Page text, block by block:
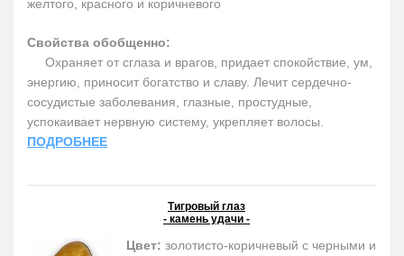
желтого, красного и коричневого
Свойства обобщенно:
Охраняет от сглаза и врагов, придает спокойствие, ум,
энергию, приносит богатство и славу. Лечит сердечно-
сосудистые заболевания, глазные, простудные,
успокаивает нервную систему, укрепляет волосы.
ПОДРОБНЕЕ
Тигровый глаз
- камень удачи -
Цвет: золотисто-коричневый с черными и